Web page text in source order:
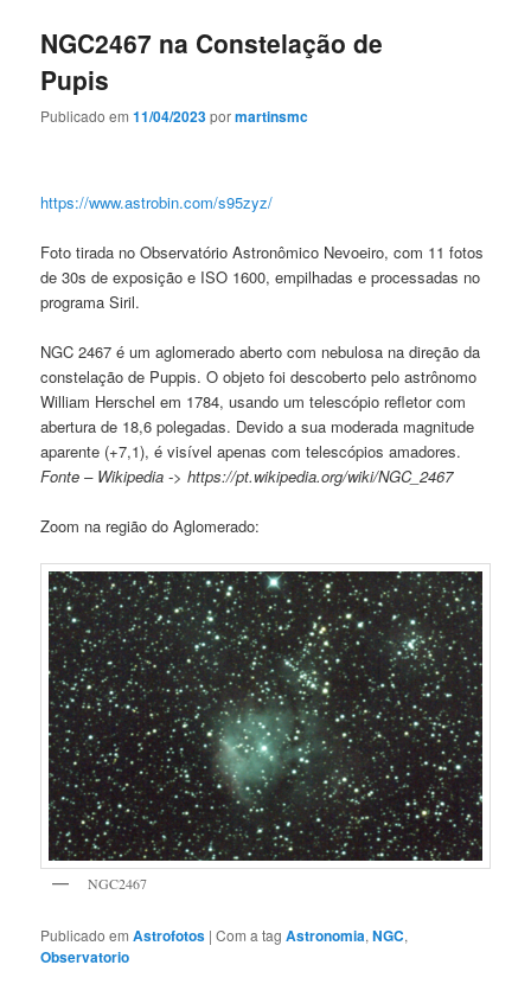
NGC2467 na Constelação de
Pupis
Publicado em11/04/2023pormartinsmc
https://www.astrobin.com/s95zyz/
Foto tirada no Observatório Astronômico Nevoeiro, com 11 fotos
de 30s de exposição e ISO 1600, empilhadas e processadas no
programa Siril.
NGC 2467 é um aglomerado aberto com nebulosa na direção da
constelação de Puppis. O objeto foi descoberto pelo astrônomo
William Herschel em 1784, usando um telescópio refletor com
abertura de 18,6 polegadas. Devido a sua moderada magnitude
aparente (+7,1), é visível apenas com telescópios amadores.
Fonte – Wikipedia -> https://pt.wikipedia.org/wiki/NGC_2467
Zoom na região do Aglomerado:
NGC2467
Publicado em Astrofotos |Com a tagAstronomia,NGC,
Observatorio